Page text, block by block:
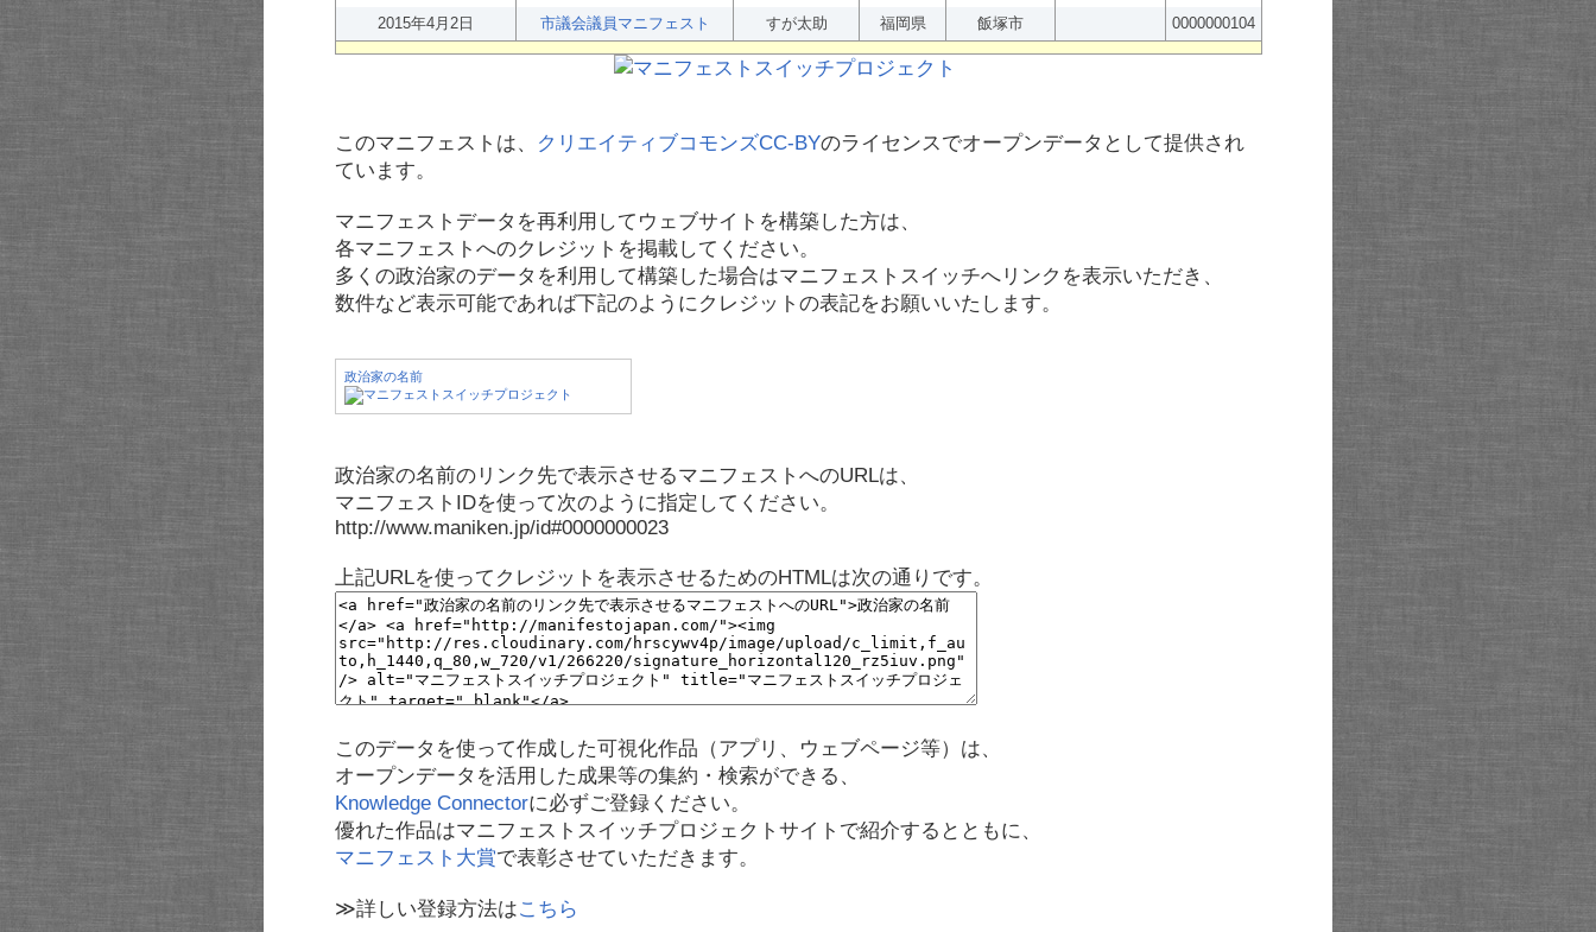
2015年4月2日
市議会議員マニフェスト すが太助 福岡県 飯塚市 0000000104
このマニフェストは、 クリエイティブコモンズCC-BYのライセンスでオープンデータとして提供され
ています。
マニフェストデータを再利用してウェブサイトを構築した方は、
各マニフェストへのクレジットを掲載してください。
多くの政治家のデータを利用して構築した場合はマニフェストスイッチへリンクを表示いただき、
数件など表示可能であれば下記のようにクレジットの表記をお願いいたします。
政治家の名前
政治家の名前のリンク先で表示させるマニフェストへのURLは、
マニフェストIDを使って次のように指定してください。
http://www.maniken.jp/id#0000000023
上記URLを使ってクレジットを表示させるためのHTMLは次の通りです。
このデータを使って作成した可視化作品（アプリ、ウェブページ等）は、
オープンデータを活用した成果等の集約・検索ができる、
Knowledge Connectorに必ずご登録ください。
優れた作品はマニフェストスイッチプロジェクトサイトで紹介するとともに、
マニフェスト大賞で表彰させていただきます。
≫詳しい登録方法はこちら